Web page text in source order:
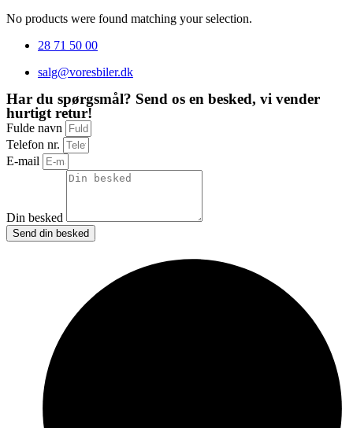
No products were found matching your selection.
28 71 50 00
salg@voresbiler.dk
Har du spørgsmål? Send os en besked, vi vender
hurtigt retur!
Fulde navn
Telefon nr.
E-mail
Din besked
Send din besked